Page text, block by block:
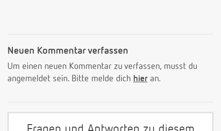
Neuen Kommentar verfassen
Um einen neuen Kommentar zu verfassen, musst du
angemeldet sein. Bitte melde dich hier an.